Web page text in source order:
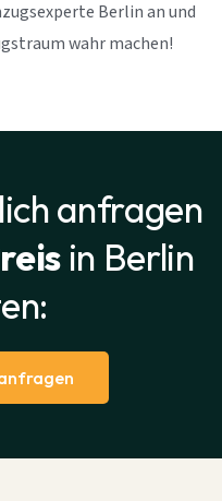
Berlin an und
wahr machen!
anfragen
in Berlin